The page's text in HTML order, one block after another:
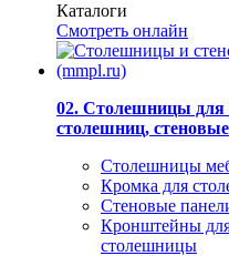
Каталоги
Смотреть онлайн
02. Столешницы для
столешниц,
Столешницы
Кромка для
Стеновые
Кронштейны
столешницы